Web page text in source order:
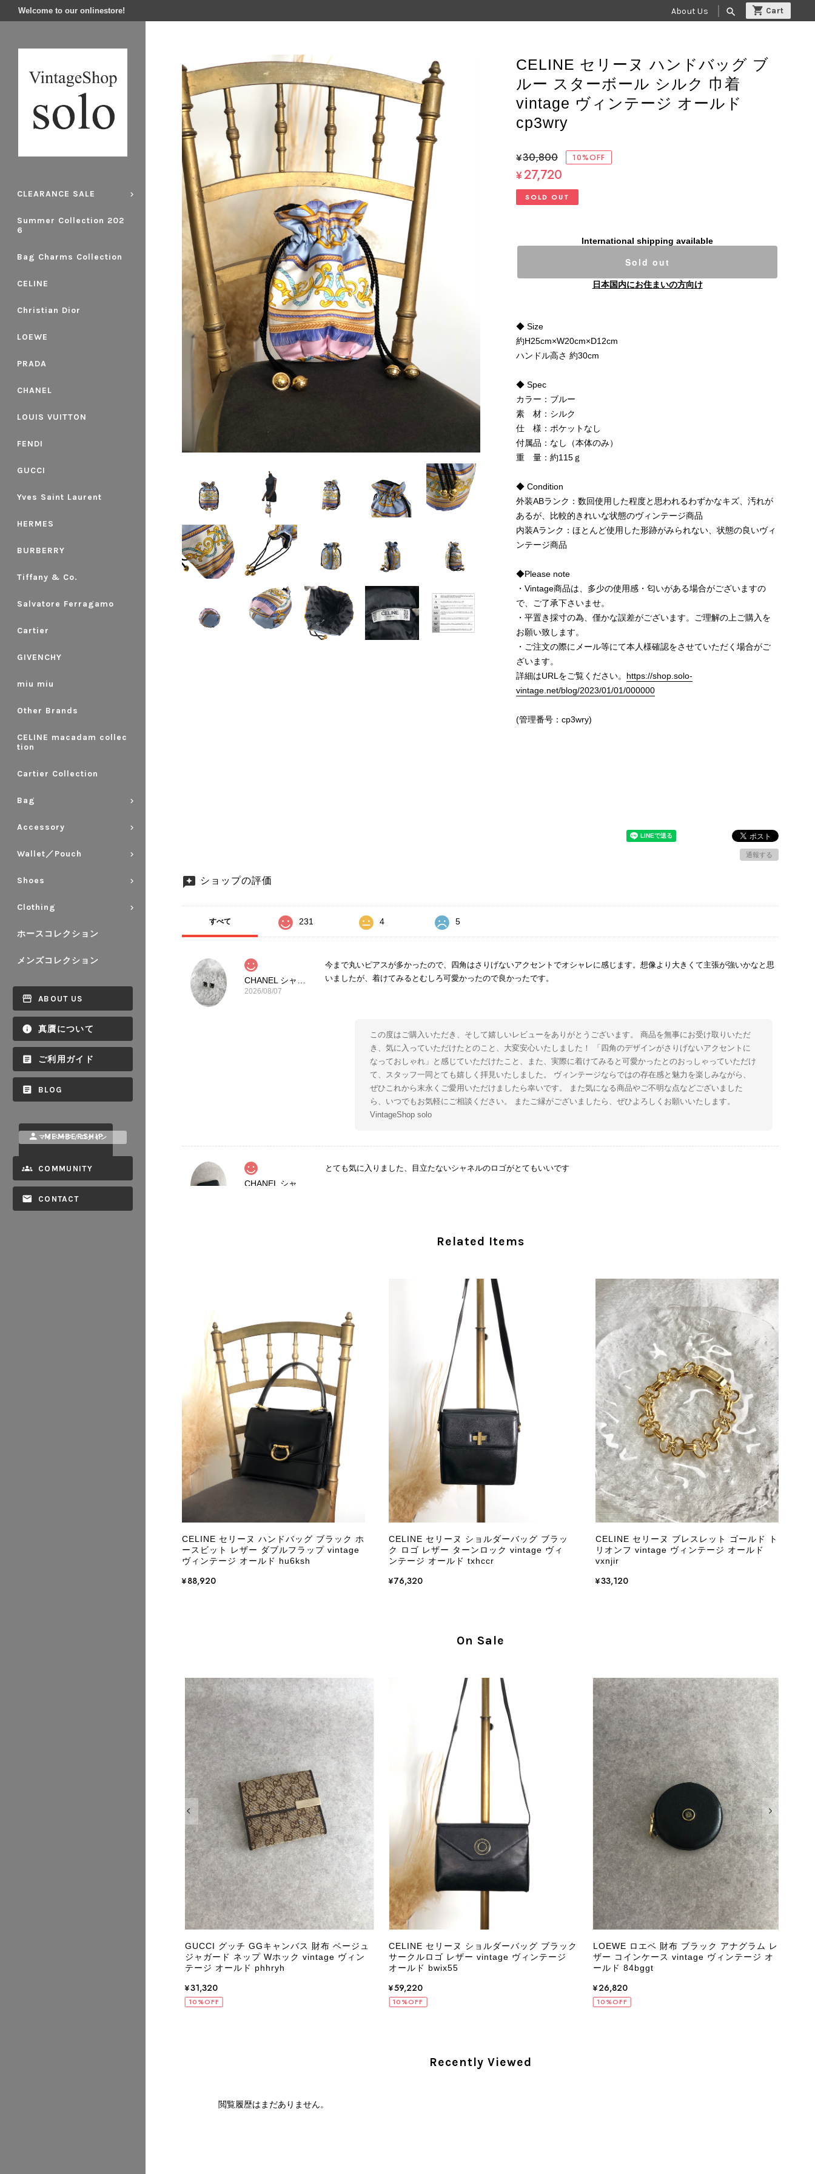
Welcome to our onlinestore! About Us search
CLEARANCE SALE
Summer Collection 202
6
Bag Charms Collection
CELINE
Christian Dior
LOEWE
PRADA
CHANEL
LOUIS VUITTON
FENDI
GUCCI
Yves Saint Laurent
HERMES
BURBERRY
Tiffany & Co.
Salvatore Ferragamo
Cartier
GIVENCHY
miu miu
Other Brands
CELINE macadam collec
tion
Cartier Collection
Bag
Accessory
Wallet／Pouch
Shoes
Clothing
ホースコレクション
メンズコレクション
ABOUT US
真贋について
ご利用ガイド
BLOG
MEMBERSHIP
マイページ / ログイン
COMMUNITY
CONTACT
CELINE セリーヌ ハンドバッグ ブ
ルー スターボール シルク 巾着
vintage ヴィンテージ オールド
cp3wry
¥30,800 10%OFF
¥27,720
SOLD OUT
International shipping available
Sold out
日本国内にお住まいの方向け
◆ Size
約H25cm×W20cm×D12cm
ハンドル高さ 約30cm
◆ Spec
カラー：ブルー
素 材：シルク
仕 様：ポケットなし
付属品：なし（本体のみ）
重 量：約115ｇ
◆ Condition
外装ABランク：数回使用した程度と思われるわずかなキズ、汚れが
あるが、比較的きれいな状態のヴィンテージ商品
内装Aランク：ほとんど使用した形跡がみられない、状態の良いヴィ
ンテージ商品
◆Please note
・Vintage商品は、多少の使用感・匂いがある場合がございますの
で、ご了承下さいませ。
・平置き採寸の為、僅かな誤差がございます。ご理解の上ご購入を
お願い致します。
・ご注文の際にメール等にて本人様確認をさせていただく場合がご
ざいます。
詳細はURLをご覧ください。 https://shop.solo-
vintage.net/blog/2023/01/01/000000
(管理番号：cp3wry)
通報する
ショップの評価
すべて 231 4 5
2026/08/07
今まで丸いピアスが多かったので、四角はさりげないアクセントでオシャレに感じます。想像より大きくて主張が強いかなと思
いましたが、着けてみるとむしろ可愛かったので良かったです。
この度はご購入いただき、そして嬉しいレビューをありがとうございます。 商品を無事にお受け取りいただ
き、気に入っていただけたとのこと、大変安心いたしました！ 「四角のデザインがさりげないアクセントに
なっておしゃれ」と感じていただけたこと、また、実際に着けてみると可愛かったとのおっしゃっていただけ
て、スタッフ一同とても嬉しく拝見いたしました。 ヴィンテージならではの存在感と魅力を楽しみながら、
ぜひこれから末永くご愛用いただけましたら幸いです。 また気になる商品やご不明な点などございました
ら、いつでもお気軽にご相談ください。 またご縁がございましたら、ぜひよろしくお願いいたします。
VintageShop solo
とても気に入りました、目立たないシャネルのロゴがとてもいいです
この度はご購入いただき、そして素敵なレビューをありがとうございます。 商品を無事にお受け取りいただ
ましたら幸いです。 また気になる商品やご不明な点などございましたら、いつでもお気軽にご相談くださ
い。 またご縁がございましたら、ぜひよろしくお願いいたします。 VintageShop solo
2026/08/05
2026/08/01
外装内装ともにAランクの商品を購入しました。 しかし、実際に届いた商品は、写真には写っていない内側の蛇腹部分と全面ポ
ケットにカビがびっしりと生えていました。 とてもAランクとは思えない状態で、見た瞬間に気持ち悪さを感じ、とても使用で
きる状態ではありません。 ヴィンテージ品であることは理解しており、多少の経年劣化は承知のうえで購入しています。 しか
し、このような状態であれば、商品説明や掲載写真で事前に明記していただくべきだと思います。 実は以前こちらで購入した際
にも、写真には写っていない内側部分に目立つ汚れがありました。 そのときはたまたまだと思っていましたが、今回も掲載内容
だけでは判断できない状態の商品が届きとても残念です。 決して安い買い物ではなかったため、ショックも大きかったです。
私は今後こちらで購入することはないですが、同じような思いをする購入者が出ないよう、商品の状態をより正確に記載し、見
えない部分も含めて写真や説明で分かるよう改善していただきたいです。
この度は、楽しみにお待ちいただいた商品で、衛生面へのご不安を含め、残念な思いをおかけしましたこと、
心よりお詫び申し上げます。お受け取りになった際のお気持ちを思うと、大変心苦しく感じております。 今
回の商品につきましては、当店よりご連絡のうえ、返品・返金を含め、責任をもって対応してまいります。
確認された場合には、当店の検品時の見落としとして真摯に受け止め、検品方法と状態の伝え方を改めて見直
Salvatore Ferragamo サルヴァトーレ フェラガモ ショルダーバッグ ブラウン ガンチーニ スエード ワンショルダーバッグ vintage ヴィンテージ オールド dgh7fy
2026/07/30
商品が直ぐに届きました。思った以上に素敵なお品でした。またご縁が有りましたら宜しくお願い致します。
この度はご購入いただき、そして素敵なレビューをありがとうございます。 商品を無事にお受け取りいただ
き、また迅速にお届けできたとのこと、大変安心いたしました！ さらに、「思った以上に素敵なお品でし
た」とのお言葉をいただき、スタッフ一同とても嬉しく、何よりの励みになります。 ぜひこちらの商品を末
永くご愛用いただけましたら幸いです。 また気になる商品やご不明な点などございましたら、いつでもお気
軽にご相談ください。 またご縁がございましたら、ぜひよろしくお願いいたします。 VintageShop solo
PRADA プラダ VITELLO PHENIX ショルダーバッグ ブラウン ロゴ レザー 2WAY BL0805 vintage ヴィンテージ オールド 2rpjby
2026/07/23
Related Items
CELINE セリーヌ ハンドバッグ ブラック ホ
ースビット レザー ダブルフラップ vintage
ヴィンテージ オールド hu6ksh
¥88,920
CELINE セリーヌ ショルダーバッグ ブラッ
ク ロゴ レザー ターンロック vintage ヴィ
ンテージ オールド txhccr
¥76,320
CELINE セリーヌ ブレスレット ゴールド ト
リオンフ vintage ヴィンテージ オールド
vxnjir
¥33,120
On Sale
GUCCI グッチ GGキャンバス 財布 ベージュ
ジャガード ネップ Wホック vintage ヴィン
テージ オールド phhryh
¥31,320
10%OFF
CELINE セリーヌ ショルダーバッグ ブラック
サークルロゴ レザー vintage ヴィンテージ
オールド bwix55
¥59,220
10%OFF
LOEWE ロエベ 財布 ブラック アナグラム レ
ザー コインケース vintage ヴィンテージ オ
ールド 84bggt
¥26,820
10%OFF
Recently Viewed
閲覧履歴はまだありません。